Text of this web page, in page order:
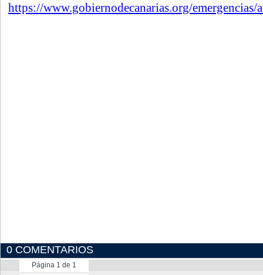
https://www.gobiernodecanarias.org/
0 COMENTARIOS
Página 1 de 1